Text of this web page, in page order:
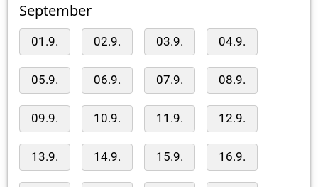
September
01.9. 02.9. 03.9. 04.9.
05.9. 06.9. 07.9. 08.9.
09.9. 10.9. 11.9. 12.9.
13.9. 14.9. 15.9. 16.9.